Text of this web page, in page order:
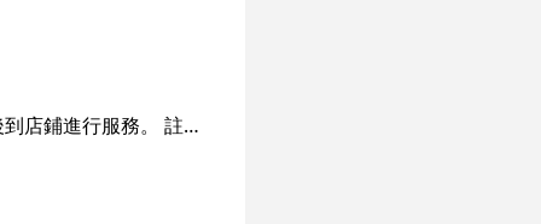
「悅」養生館 位於尖沙咀廣東道，鄰近尖沙咀地鐵站，交通方便為客人於下班後或購物後到店鋪進行服務。 註冊中醫師主理,設計獨一無二的痛症解決方案,採用日式禪風的裝潢 ,氣氛寧靜舒適